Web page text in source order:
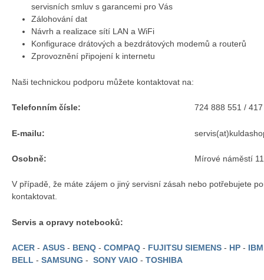
servisních smluv s garancemi pro Vás
Zálohování dat
Návrh a realizace sítí LAN a WiFi
Konfigurace drátových a bezdrátových modemů a routerů
Zprovoznění připojení k internetu
Naši technickou podporu můžete kontaktovat na:
Telefonním čísle:
E-mailu:
Osobně:
724 888 551 /
Mírové náměstí
V případě, že máte zájem o jiný servisní zásah nebo potřebujete
kontaktovat.
Servis a opravy notebooků:
ACER - ASUS - BENQ - COMPAQ - FUJITSU SIEMENS - HP -
BELL - SAMSUNG - SONY VAIO - TOSHIBA